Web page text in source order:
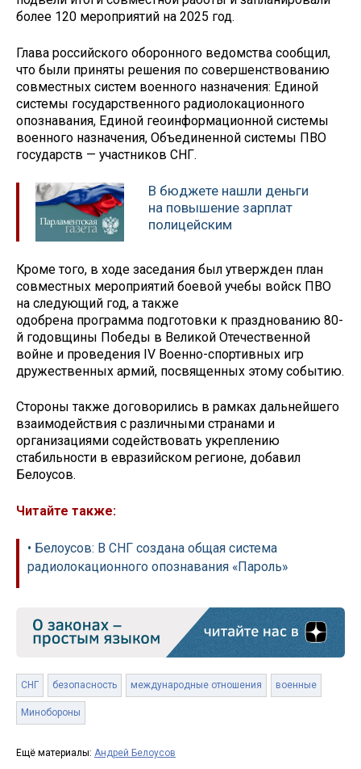
более 120 мероприятий на 2025 год.
Глава российского оборонного ведомства сообщил,
что были приняты решения по совершенствованию
совместных систем военного назначения: Единой
системы государственного радиолокационного
опознавания, Единой геоинформационной системы
военного назначения, Объединенной системы ПВО
государств — участников СНГ.
В бюджете нашли деньги
на повышение зарплат
полицейским
Кроме того, в ходе заседания был утвержден план
совместных мероприятий боевой учебы войск ПВО
на следующий год, а также
одобрена программа подготовки к празднованию 80-
й годовщины Победы в Великой Отечественной
войне и проведения IV Военно-спортивных игр
дружественных армий, посвященных этому событию.
Стороны также договорились в рамках дальнейшего
взаимодействия с различными странами и
организациями содействовать укреплению
стабильности в евразийском регионе, добавил
Белоусов.
Читайте также:
• Белоусов: В СНГ создана общая система
радиолокационного опознавания «Пароль»
СНГ безопасность международные отношения военные
Минобороны
Ещё материалы: Андрей Белоусов